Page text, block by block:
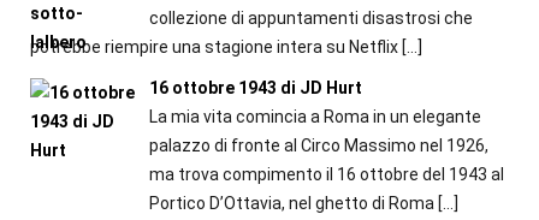
collezione di appuntamenti disastrosi che
potrebbe riempire una stagione intera su Netflix […]
16 ottobre 1943 di JD Hurt
La mia vita comincia a Roma in un elegante
palazzo di fronte al Circo Massimo nel 1926,
ma trova compimento il 16 ottobre del 1943 al
Portico D’Ottavia, nel ghetto di Roma […]